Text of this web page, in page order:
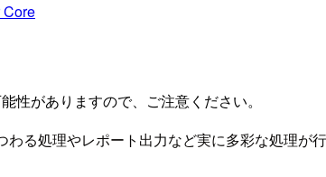
性がありますので、ご注意ください。
る処理やレポート出力など実に多彩な処理が